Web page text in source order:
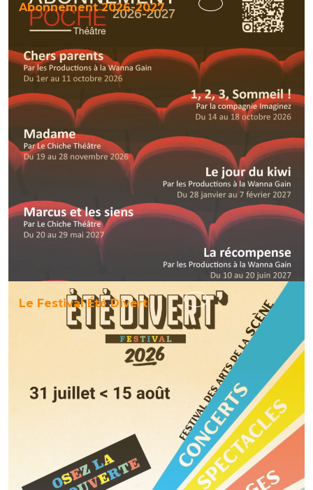
Abonnement 2026-2027
2026-
2027
Le Festival Été Divert’
Le
Festival
Été
Divert’